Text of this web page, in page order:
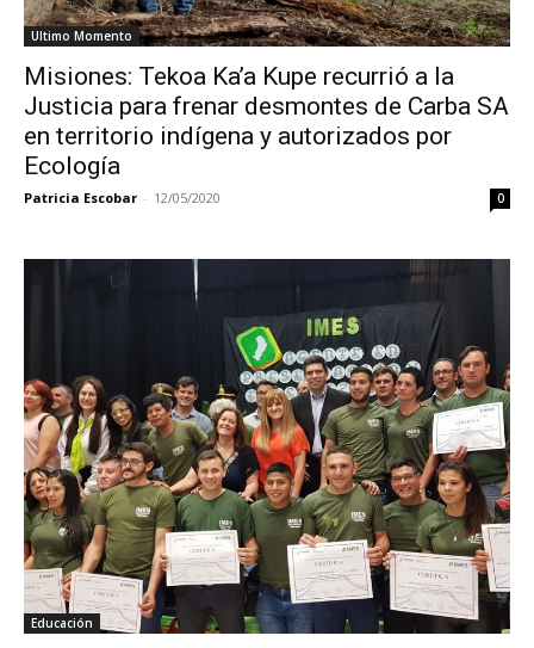
Ultimo Momento
Misiones: Tekoa Ka’a Kupe recurrió a la
Justicia para frenar desmontes de Carba SA
en territorio indígena y autorizados por
Ecología
Patricia Escobar - 12/05/2020 0
Educación